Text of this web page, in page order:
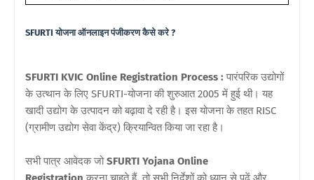
SFURTI योजना ऑनलाइन पंजीकरण कैसे करे ?
SFURTI KVIC Online Registration Process : पारंपरिक उद्योगों
के उत्थान के लिए SFURTI-योजना की शुरुआत 2005 में हुई थी। यह
खादी उद्योग के उत्पादन को बढ़ावा दे रही है। इस योजना के तहत RISC
(ग्रामीण उद्योग सेवा केंद्र) क्रियान्वित किया जा रहा है।
सभी पात्र आवेदक जोSFURTI Yojana Online